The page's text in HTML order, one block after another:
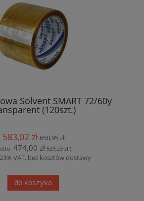
Solvent SMART 72/60y
(120szt.)
583,02 zł650,95 zł
474,00 zł 529,23 zł )
VAT, bez kosztów dostawy
do koszyka